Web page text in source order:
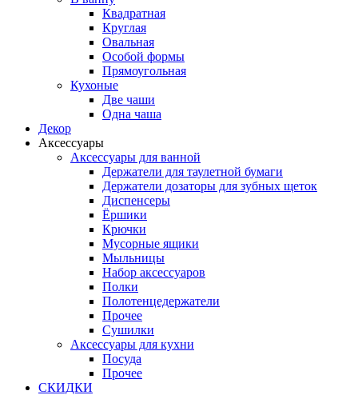
Квадратная
Круглая
Овальная
Особой формы
Прямоугольная
Кухоные
Две чаши
Одна чаша
Декор
Аксессуары
Аксессуары для ванной
Держатели для таулетной бумаги
Держатели дозаторы для зубных щеток
Диспенсеры
Ёршики
Крючки
Мусорные ящики
Мыльницы
Набор аксессуаров
Полки
Полотенцедержатели
Прочее
Сушилки
Аксессуары для кухни
Посуда
Прочее
СКИДКИ